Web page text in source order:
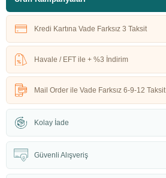
Kredi Kartına Vade Farksız 3 Taksit
Havale / EFT ile + %3 İndirim
Mail Order ile Vade Farksız 6-9-12 Taksit
Kolay İade
Güvenli Alışveriş